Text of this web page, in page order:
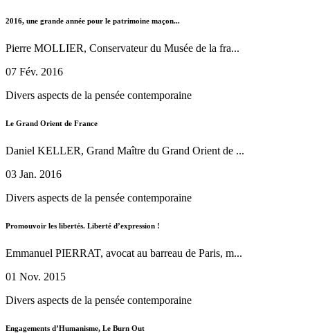
2016, une grande année pour le patrimoine maçon...
Pierre MOLLIER, Conservateur du Musée de la fra...
07 Fév. 2016
Divers aspects de la pensée contemporaine
Le Grand Orient de France
Daniel KELLER, Grand Maître du Grand Orient de ...
03 Jan. 2016
Divers aspects de la pensée contemporaine
Promouvoir les libertés. Liberté d’expression !
Emmanuel PIERRAT, avocat au barreau de Paris, m...
01 Nov. 2015
Divers aspects de la pensée contemporaine
Engagements d’Humanisme, Le Burn Out